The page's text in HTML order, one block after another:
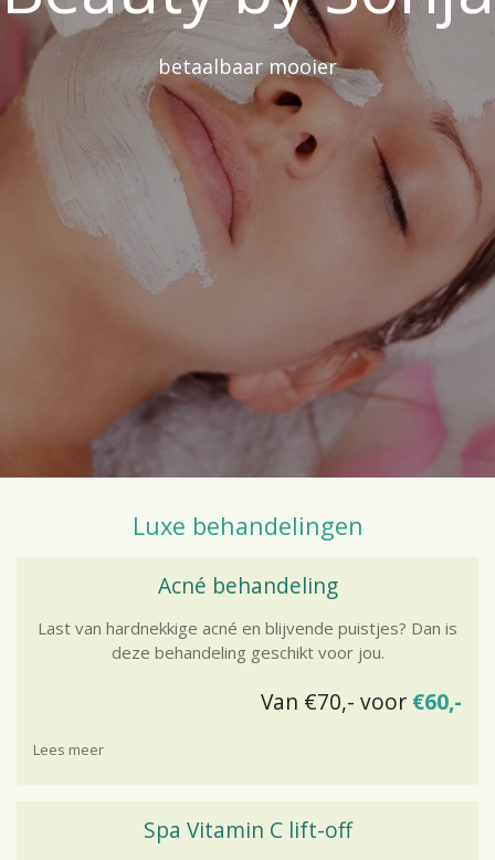
betaalbaar mooier
Luxe behandelingen
Acné behandeling
Last van hardnekkige acné en blijvende puistjes? Dan is
deze behandeling geschikt voor jou.
Van €70,- voor €60,-
Lees meer
Spa Vitamin C lift-off